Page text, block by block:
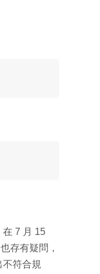
7 月 15
存有疑問，
符合規